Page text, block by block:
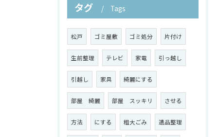
タグ Tags
松戸 ゴミ屋敷 ゴミ処分 片付け
生前整理 テレビ 家電 引っ越し
引越し 家具 綺麗にする
部屋 綺麗 部屋 スッキリ させる
方法 にする 粗大ごみ 遺品整理